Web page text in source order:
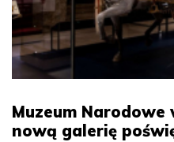
Muzeum
nową galerię